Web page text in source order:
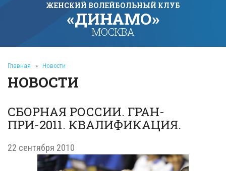
ЖЕНСКИЙ ВОЛЕЙБОЛЬНЫЙ КЛУБ
«ДИНАМО»
МОСКВА
Главная » Новости
НОВОСТИ
СБОРНАЯ РОССИИ. ГРАН-
ПРИ-2011. КВАЛИФИКАЦИЯ.
22 сентября 2010